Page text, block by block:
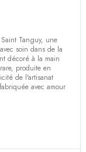
Tanguy, une
soin dans de la
décoré à la main
produite en
de l'artisanat
avec amour